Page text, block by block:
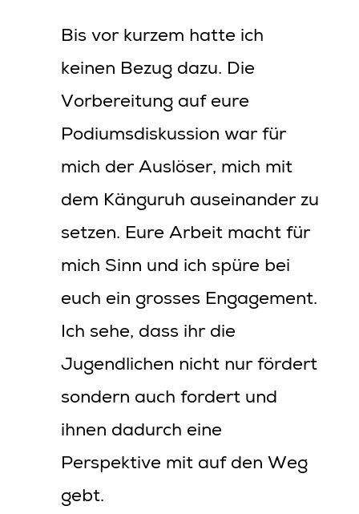
Bis vor kurzem hatte ich
keinen Bezug dazu. Die
Vorbereitung auf eure
Podiumsdiskussion war für
mich der Auslöser, mich mit
dem Känguruh auseinander zu
setzen. Eure Arbeit macht für
mich Sinn und ich spüre bei
euch ein grosses Engagement.
Ich sehe, dass ihr die
Jugendlichen nicht nur fördert
sondern auch fordert und
ihnen dadurch eine
Perspektive mit auf den Weg
gebt.